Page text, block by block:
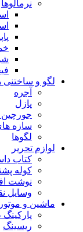
نرمالوها
لگو و ساختنی ها
آجره
پازل
جورچین
سازه
لگوها
لوازم تحریر
کتاب
کوله
نوشت
وسایل
ماشین و
پارکینگ
ریسینگ